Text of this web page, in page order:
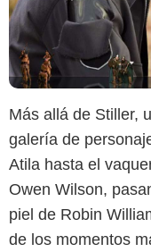
Más allá de Stiller,
galería de
Atila hasta el
Owen Wilson,
piel de Robin
de los momentos